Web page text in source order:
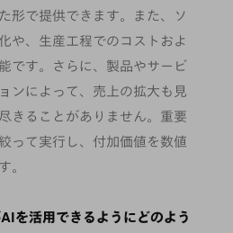
形で提供できます。また、ソ
や、生産工程でのコストおよ
です。さらに、製品やサービ
ンによって、売上の拡大も見
きることがありません。重要
って実行し、付加価値を数値
。
を活用できるようにどのよう